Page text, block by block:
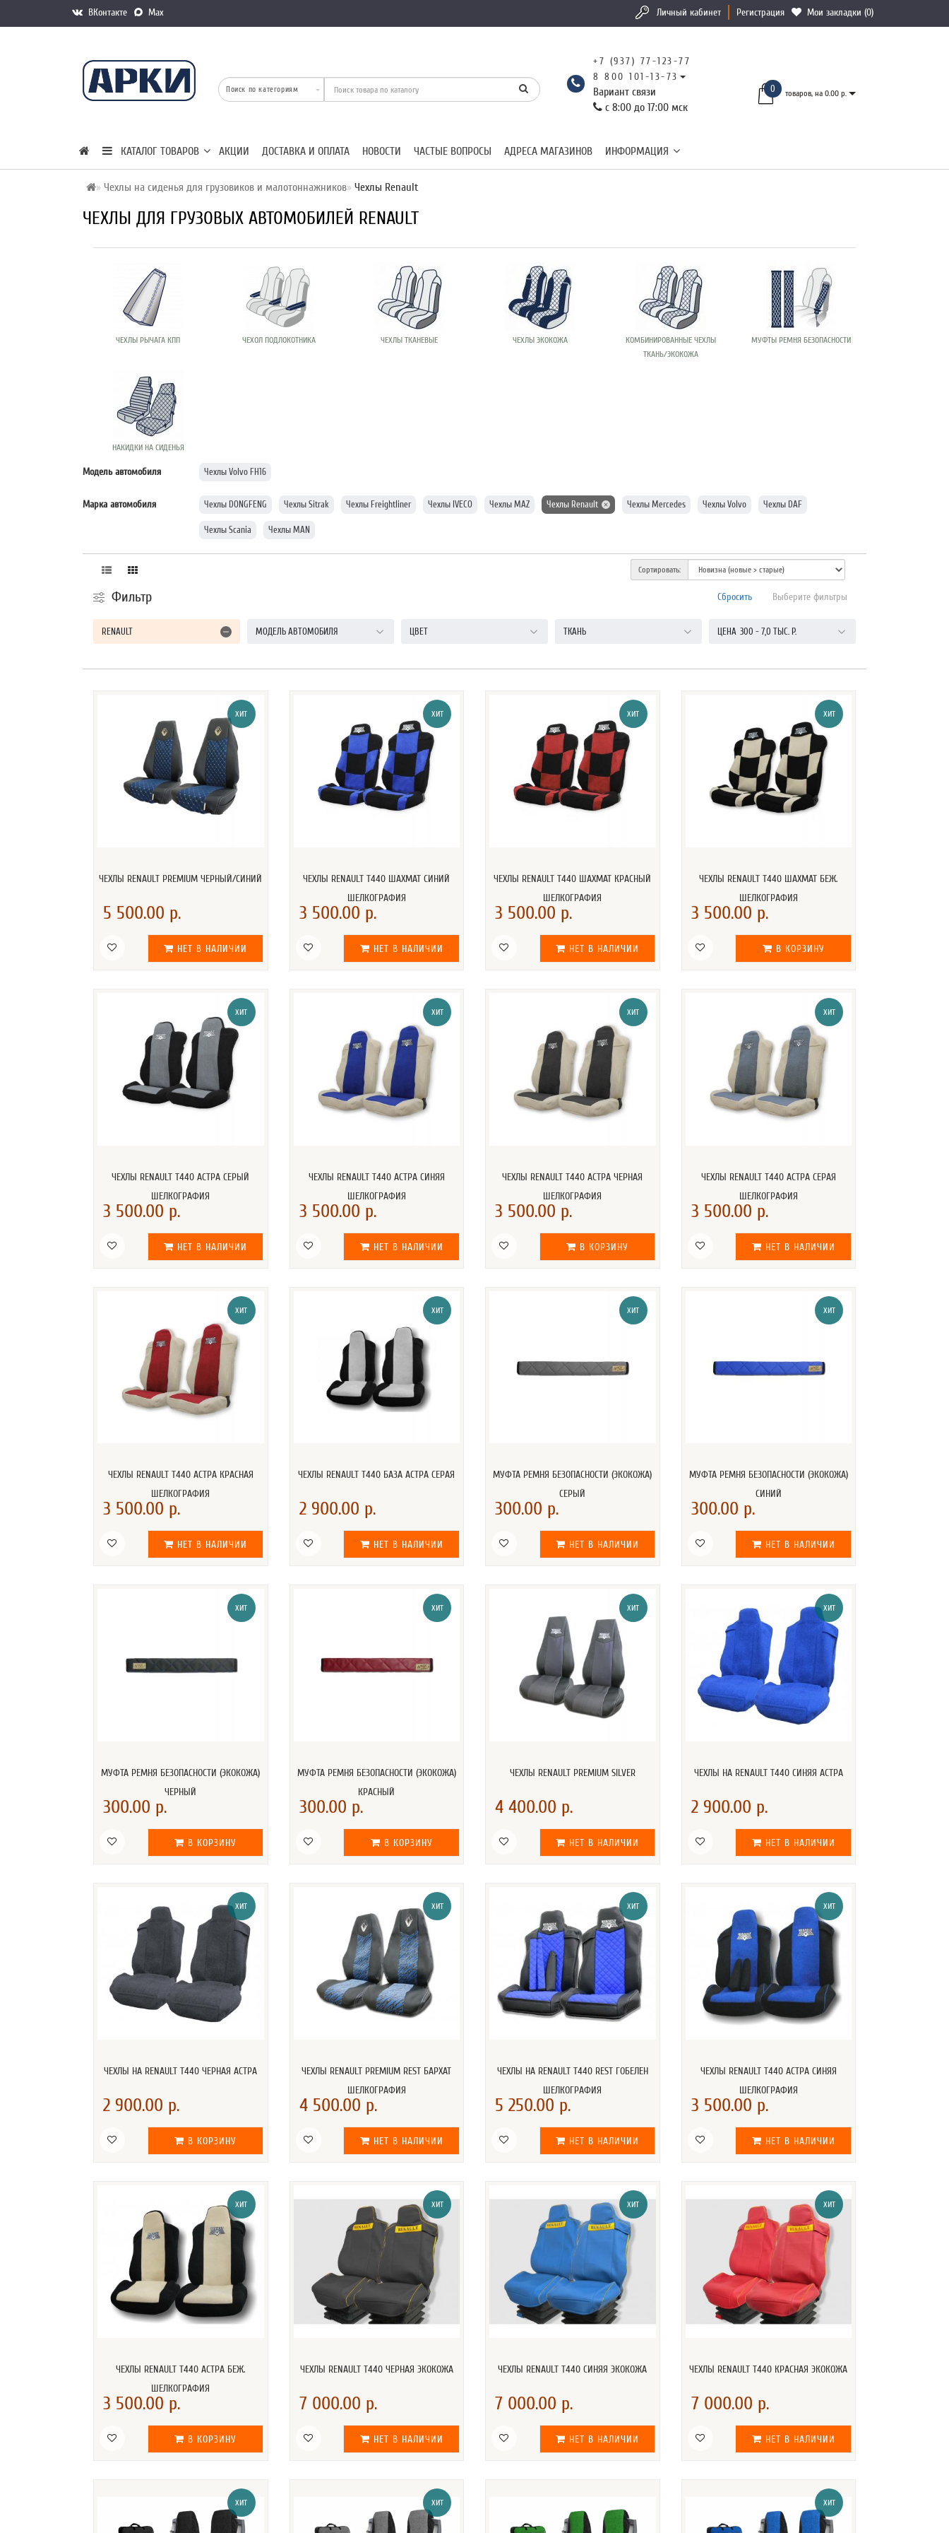
ВКонтакте Max Личный кабинет Регистрация Мои закладки (0)
+7 (937) 77-123-77
8 800 101-13-73
Вариант связи
с 8:00 до 17:00 мск
0 товаров, на 0.00 р.
КАТАЛОГ ТОВАРОВ АКЦИИ ДОСТАВКА И ОПЛАТА НОВОСТИ ЧАСТЫЕ ВОПРОСЫ АДРЕСА МАГАЗИНОВ ИНФОРМАЦИЯ
Чехлы на сиденья для грузовиков и малотоннажников Чехлы Renault
ЧЕХЛЫ ДЛЯ ГРУЗОВЫХ АВТОМОБИЛЕЙ RENAULT
ЧЕХЛЫ РЫЧАГА КПП ЧЕХОЛ ПОДЛОКОТНИКА ЧЕХЛЫ ТКАНЕВЫЕ ЧЕХЛЫ ЭКОКОЖА
КОМБИНИРОВАННЫЕ ЧЕХЛЫ
ТКАНЬ/ЭКОКОЖА
МУФТЫ РЕМНЯ БЕЗОПАСНОСТИ
НАКИДКИ НА СИДЕНЬЯ
Модель автомобиля Чехлы Volvo FH16
Марка автомобиля Чехлы DONGFENG Чехлы Sitrak Чехлы Freightliner Чехлы IVECO Чехлы MAZ Чехлы Renault Чехлы Mercedes Чехлы Volvo Чехлы DAF
Чехлы Scania Чехлы MAN
Сортировать:
Фильтр Сбросить Выберите фильтры
RENAULT МОДЕЛЬ АВТОМОБИЛЯ ЦВЕТ ТКАНЬ 300 - 7,0 ТЫС. Р.
ЦЕНА
ХИТ
ЧЕХЛЫ RENAULT PREMIUM ЧЕРНЫЙ/СИНИЙ
5 500.00 р.
НЕТ В НАЛИЧИИ
ХИТ
ЧЕХЛЫ RENAULT T440 ШАХМАТ СИНИЙ
ШЕЛКОГРАФИЯ
3 500.00 р.
НЕТ В НАЛИЧИИ
ХИТ
ЧЕХЛЫ RENAULT T440 ШАХМАТ КРАСНЫЙ
ШЕЛКОГРАФИЯ
3 500.00 р.
НЕТ В НАЛИЧИИ
ХИТ
ЧЕХЛЫ RENAULT T440 ШАХМАТ БЕЖ.
ШЕЛКОГРАФИЯ
3 500.00 р.
В КОРЗИНУ
ХИТ
ЧЕХЛЫ RENAULT T440 АСТРА СЕРЫЙ
ШЕЛКОГРАФИЯ
3 500.00 р.
НЕТ В НАЛИЧИИ
ХИТ
ЧЕХЛЫ RENAULT T440 АСТРА СИНЯЯ
ШЕЛКОГРАФИЯ
3 500.00 р.
НЕТ В НАЛИЧИИ
ХИТ
ЧЕХЛЫ RENAULT T440 АСТРА ЧЕРНАЯ
ШЕЛКОГРАФИЯ
3 500.00 р.
В КОРЗИНУ
ХИТ
ЧЕХЛЫ RENAULT T440 АСТРА СЕРАЯ
ШЕЛКОГРАФИЯ
3 500.00 р.
НЕТ В НАЛИЧИИ
ХИТ
ЧЕХЛЫ RENAULT T440 АСТРА КРАСНАЯ
ШЕЛКОГРАФИЯ
3 500.00 р.
НЕТ В НАЛИЧИИ
ХИТ
ЧЕХЛЫ RENAULT T440 БАЗА АСТРА СЕРАЯ
2 900.00 р.
НЕТ В НАЛИЧИИ
ХИТ
МУФТА РЕМНЯ БЕЗОПАСНОСТИ (ЭКОКОЖА)
СЕРЫЙ
300.00 р.
НЕТ В НАЛИЧИИ
ХИТ
МУФТА РЕМНЯ БЕЗОПАСНОСТИ (ЭКОКОЖА)
СИНИЙ
300.00 р.
НЕТ В НАЛИЧИИ
ХИТ
МУФТА РЕМНЯ БЕЗОПАСНОСТИ (ЭКОКОЖА)
ЧЕРНЫЙ
300.00 р.
В КОРЗИНУ
ХИТ
МУФТА РЕМНЯ БЕЗОПАСНОСТИ (ЭКОКОЖА)
КРАСНЫЙ
300.00 р.
В КОРЗИНУ
ХИТ
ЧЕХЛЫ RENAULT PREMIUM SILVER
4 400.00 р.
НЕТ В НАЛИЧИИ
ХИТ
ЧЕХЛЫ НА RENAULT T440 СИНЯЯ АСТРА
2 900.00 р.
НЕТ В НАЛИЧИИ
ХИТ
ЧЕХЛЫ НА RENAULT T440 ЧЕРНАЯ АСТРА
2 900.00 р.
В КОРЗИНУ
ХИТ
ЧЕХЛЫ RENAULT PREMIUM REST БАРХАТ
ШЕЛКОГРАФИЯ
4 500.00 р.
НЕТ В НАЛИЧИИ
ХИТ
ЧЕХЛЫ НА RENAULT T440 REST ГОБЕЛЕН
ШЕЛКОГРАФИЯ
5 250.00 р.
НЕТ В НАЛИЧИИ
ХИТ
ЧЕХЛЫ RENAULT T440 АСТРА СИНЯЯ
ШЕЛКОГРАФИЯ
3 500.00 р.
НЕТ В НАЛИЧИИ
ХИТ
ЧЕХЛЫ RENAULT T440 АСТРА БЕЖ.
ШЕЛКОГРАФИЯ
3 500.00 р.
В КОРЗИНУ
ХИТ
ЧЕХЛЫ RENAULT T440 ЧЕРНАЯ ЭКОКОЖА
7 000.00 р.
НЕТ В НАЛИЧИИ
ХИТ
ЧЕХЛЫ RENAULT T440 СИНЯЯ ЭКОКОЖА
7 000.00 р.
НЕТ В НАЛИЧИИ
ХИТ
ЧЕХЛЫ RENAULT T440 КРАСНАЯ ЭКОКОЖА
7 000.00 р.
НЕТ В НАЛИЧИИ
ХИТ ХИТ ХИТ